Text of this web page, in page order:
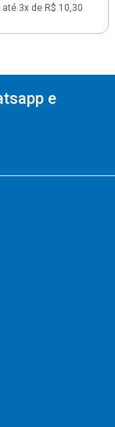
até 3x de R$ 10,30
e